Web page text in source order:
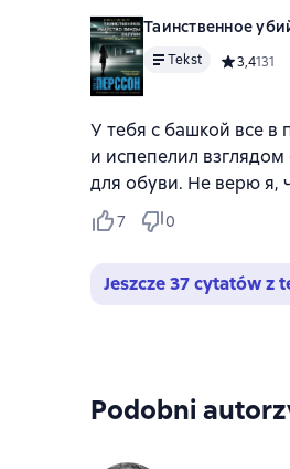
Таинственное
Tekst Средний
3,4131
У тебя с башкой все в
и испепелил
для обуви. Не верю я,
7 0
Jeszcze 37 cytatów z
Podobni